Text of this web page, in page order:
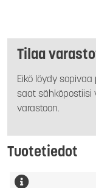
Tilaa
Eikö löydy
saat sähköpostiisi
varastoon.
Tuotetiedot